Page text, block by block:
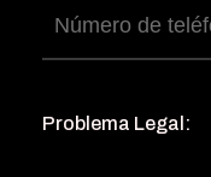
Número
de
Problema Legal: